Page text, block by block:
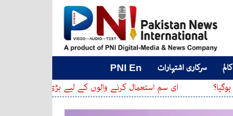
کالم سرکاری اشتہارات PNI En
ای سم استعمال کرنے والوں کے لیے بڑی تبدیلی، پی ٹی اے نے